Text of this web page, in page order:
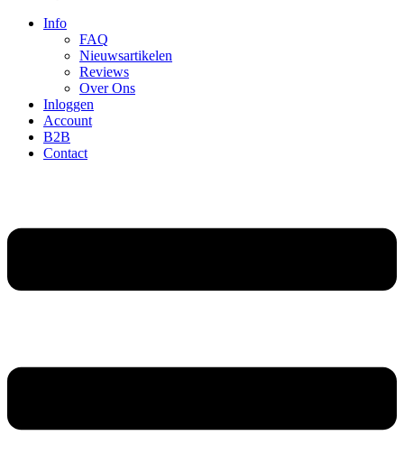
Info
FAQ
Nieuwsartikelen
Reviews
Over Ons
Inloggen
Account
B2B
Contact